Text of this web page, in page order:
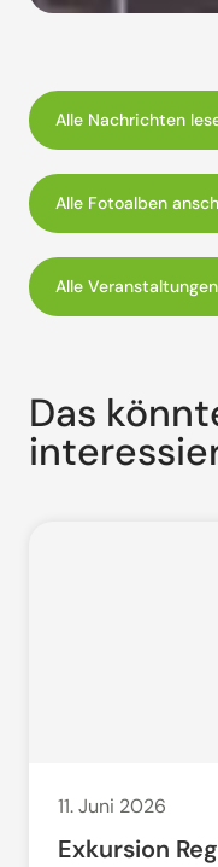
Alle Nachrichten
Alle Fotoalben
Alle
Das
11. Juni 2026
Exkursion